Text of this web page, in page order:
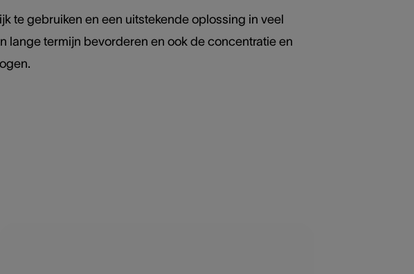
te gebruiken en een uitstekende oplossing in veel
lange termijn bevorderen en ook de concentratie en